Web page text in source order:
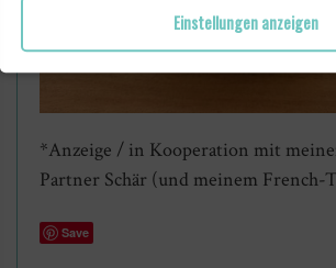
Einstellungen anzeigen
*Anzeige / in Kooperation mit
Partner Schär (und meinem French-
Save